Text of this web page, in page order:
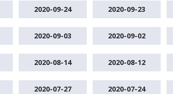
2020-09-24 2020-09-23
2020-09-03 2020-09-02
2020-08-14 2020-08-12
2020-07-27 2020-07-24